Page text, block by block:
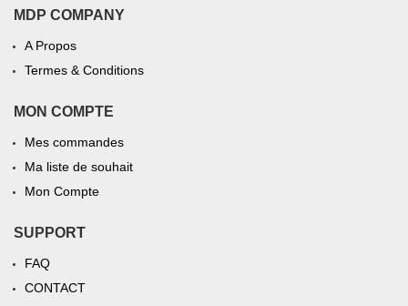
MDP COMPANY
A Propos
Termes & Conditions
MON COMPTE
Mes commandes
Ma liste de souhait
Mon Compte
SUPPORT
FAQ
CONTACT